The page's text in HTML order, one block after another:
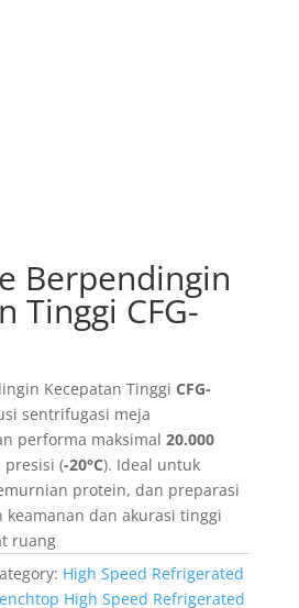
Berpendingin
Tinggi CFG-
Kecepatan Tinggi CFG-
sentrifugasi meja
performa maksimal 20.000
(-20°C). Ideal untuk
protein, dan preparasi
keamanan dan akurasi tinggi
ruang
High Speed Refrigerated
High Speed Refrigerated